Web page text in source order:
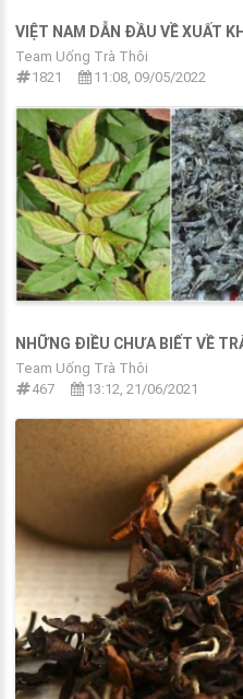
VIỆT NAM DẪN ĐẦU VỀ XUẤT
Team Uống Trà Thôi
1821
11:08, 09/05/2022
NHỮNG ĐIỀU CHƯA BIẾT VỀ
Team Uống Trà Thôi
467
13:12, 21/06/2021